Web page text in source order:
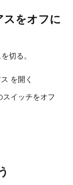
スをオフに
切る。
を開く
イッチをオフ